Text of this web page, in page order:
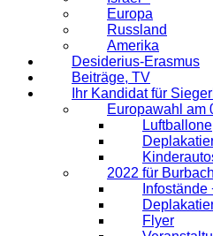
Europa
Russland
Amerika
Desiderius-Erasmus
Beiträge, TV
Ihr Kandidat für
Europawahl am
Luftballone
2022 für
Flyer